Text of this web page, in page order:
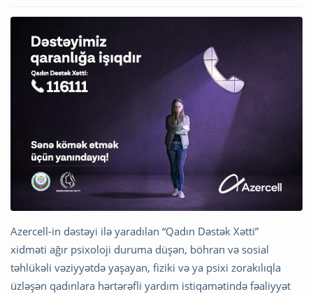
Azercell-in dəstəyi ilə yaradılan “Qadın Dəstək Xətti”
xidməti ağır psixoloji duruma düşən, böhran və sosial
təhlükəli vəziyyətdə yaşayan, fiziki və ya psixi zorakılıqla
üzləşən qadınlara hərtərəfli yardım istiqamətində fəaliyyət